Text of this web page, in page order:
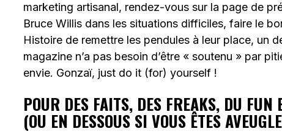
marketing artisanal, rendez-vous sur la page de
Bruce Willis dans les situations difficiles, faire le
Histoire de remettre les pendules à leur place, un
magazine n’a pas besoin d’être « soutenu » par
envie. Gonzaï, just do it (for) yourself !
POUR DES FAITS, DES FREAKS, DU FUN
(OU EN DESSOUS SI VOUS ÊTES